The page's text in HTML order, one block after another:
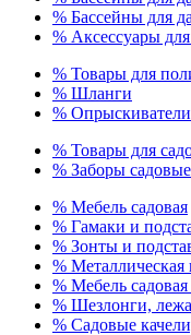
% Бассейны для
% Аксессуары
% Товары для
% Шланги
%
% Товары для
% Заборы садовые
% Мебель садовая
% Гамаки и
% Зонты и
%
% Мебель садовая
% Шезлонги,
% Садовые